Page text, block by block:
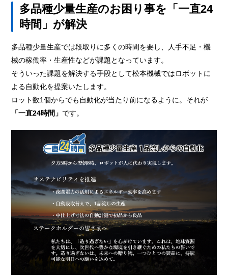
多品種少量生産のお困り事を「一直24
時間」が解決
多品種少量生産では段取りに多くの時間を要し、人手不足・機
械の稼働率・生産性などが課題となっています。
そういった課題を解決する手段として松本機械ではロボットに
よる自動化を提案いたします。
ロット数1個からでも自動化が当たり前になるように。それが
「一直24時間」 です。